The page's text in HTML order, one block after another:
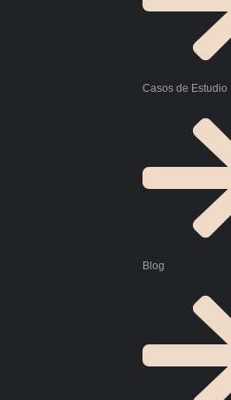
Casos de Estudio
Blog